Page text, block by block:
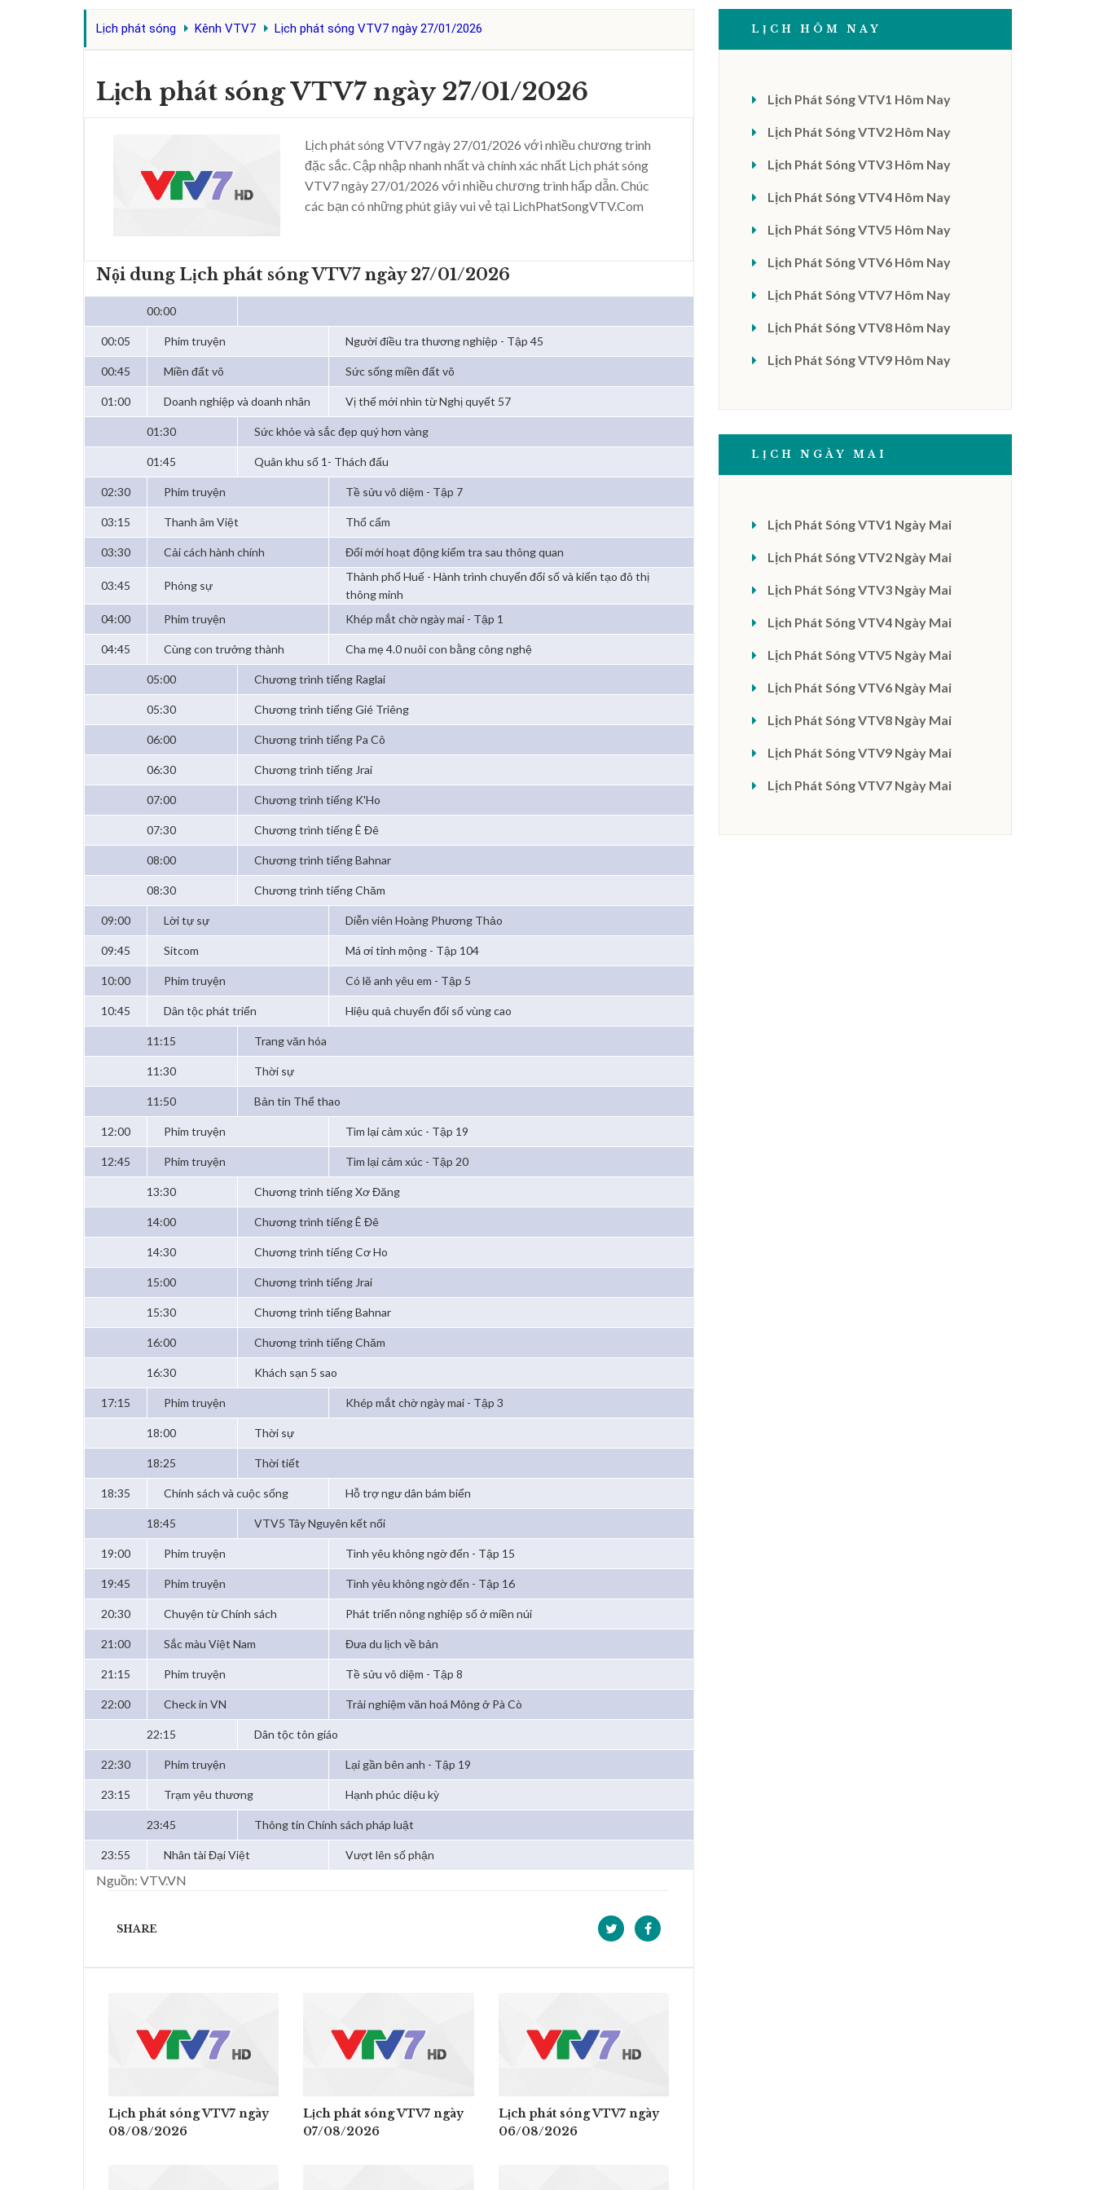
Lịch phát sóng Kênh VTV7 Lịch phát sóng VTV7 ngày 27/01/2026
Lịch phát sóng VTV7 ngày 27/01/2026
Lịch phát sóng VTV7 ngày 27/01/2026 với nhiều chương trình
đặc sắc. Cập nhập nhanh nhất và chính xác nhất Lịch phát sóng
VTV7 ngày 27/01/2026 với nhiều chương trình hấp dẫn. Chúc
các bạn có những phút giây vui vẻ tại LichPhatSongVTV.Com
Nội dung Lịch phát sóng VTV7 ngày 27/01/2026
00:00
00:05 Phim truyện Người điều tra thương nghiệp - Tập 45
00:45 Miền đất võ Sức sống miền đất võ
01:00 Doanh nghiệp và doanh nhân Vị thế mới nhìn từ Nghị quyết 57
01:30 Sức khỏe và sắc đẹp quý hơn vàng
01:45 Quân khu số 1- Thách đấu
02:30 Phim truyện Tề sửu vô diệm - Tập 7
03:15 Thanh âm Việt Thổ cẩm
03:30 Cải cách hành chính Đổi mới hoạt động kiểm tra sau thông quan
03:45 Phóng sự
Thành phố Huế - Hành trình chuyển đổi số và kiến tạo đô thị
thông minh
04:00
Phim truyện Khép mắt chờ ngày mai - Tập 1
04:45 Cùng con trưởng thành Cha mẹ 4.0 nuôi con bằng công nghệ
05:00 Chương trình tiếng Raglai
05:30 Chương trình tiếng Gié Triêng
06:00 Chương trình tiếng Pa Cô
06:30 Chương trình tiếng Jrai
07:00 Chương trình tiếng K'Ho
07:30 Chương trình tiếng Ê Đê
08:00 Chương trình tiếng Bahnar
08:30 Chương trình tiếng Chăm
09:00 Lời tự sự Diễn viên Hoàng Phương Thảo
09:45 Sitcom Má ơi tỉnh mộng - Tập 104
10:00 Phim truyện Có lẽ anh yêu em - Tập 5
10:45 Dân tộc phát triển Hiệu quả chuyển đổi số vùng cao
11:15 Trang văn hóa
11:30 Thời sự
11:50 Bản tin Thể thao
12:00 Phim truyện Tìm lại cảm xúc - Tập 19
12:45 Phim truyện Tìm lại cảm xúc - Tập 20
13:30 Chương trình tiếng Xơ Đăng
14:00 Chương trình tiếng Ê Đê
14:30 Chương trình tiếng Cơ Ho
15:00 Chương trình tiếng Jrai
15:30 Chương trình tiếng Bahnar
16:00 Chương trình tiếng Chăm
16:30 Khách sạn 5 sao
17:15 Phim truyện Khép mắt chờ ngày mai - Tập 3
18:00 Thời sự
18:25 Thời tiết
18:35 Chính sách và cuộc sống Hỗ trợ ngư dân bám biển
18:45 VTV5 Tây Nguyên kết nối
19:00 Phim truyện Tình yêu không ngờ đến - Tập 15
19:45 Phim truyện Tình yêu không ngờ đến - Tập 16
20:30 Chuyện từ Chính sách Phát triển nông nghiệp số ở miền núi
21:00 Sắc màu Việt Nam Đưa du lịch về bản
21:15 Phim truyện Tề sửu vô diệm - Tập 8
22:00 Check in VN Trải nghiệm văn hoá Mông ở Pà Cò
22:15 Dân tộc tôn giáo
22:30 Phim truyện Lại gần bên anh - Tập 19
23:15 Trạm yêu thương Hạnh phúc diệu kỳ
23:45 Thông tin Chính sách pháp luật
23:55 Nhân tài Đại Việt Vượt lên số phận
Nguồn: VTV.VN
SHARE
Lịch phát sóng VTV7 ngày
08/08/2026
Lịch phát sóng VTV7 ngày
07/08/2026
Lịch phát sóng VTV7 ngày
06/08/2026
LỊCH HÔM NAY
Lịch Phát Sóng VTV1 Hôm Nay
Lịch Phát Sóng VTV2 Hôm Nay
Lịch Phát Sóng VTV3 Hôm Nay
Lịch Phát Sóng VTV4 Hôm Nay
Lịch Phát Sóng VTV5 Hôm Nay
Lịch Phát Sóng VTV6 Hôm Nay
Lịch Phát Sóng VTV7 Hôm Nay
Lịch Phát Sóng VTV8 Hôm Nay
Lịch Phát Sóng VTV9 Hôm Nay
LỊCH NGÀY MAI
Lịch Phát Sóng VTV1 Ngày Mai
Lịch Phát Sóng VTV2 Ngày Mai
Lịch Phát Sóng VTV3 Ngày Mai
Lịch Phát Sóng VTV4 Ngày Mai
Lịch Phát Sóng VTV5 Ngày Mai
Lịch Phát Sóng VTV6 Ngày Mai
Lịch Phát Sóng VTV8 Ngày Mai
Lịch Phát Sóng VTV9 Ngày Mai
Lịch Phát Sóng VTV7 Ngày Mai